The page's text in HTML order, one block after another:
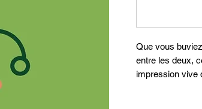
Que vous
entre les deux,
impression vive